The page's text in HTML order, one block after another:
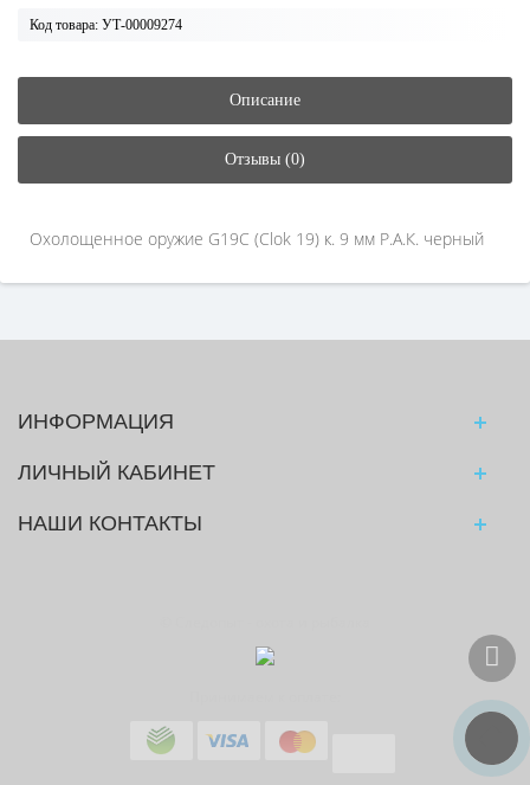
Код товара: УТ-00009274
Описание
Отзывы (0)
Охолощенное оружие G19C (Clok 19) к. 9 мм Р.А.К. черный
ИНФОРМАЦИЯ
ЛИЧНЫЙ КАБИНЕТ
НАШИ КОНТАКТЫ